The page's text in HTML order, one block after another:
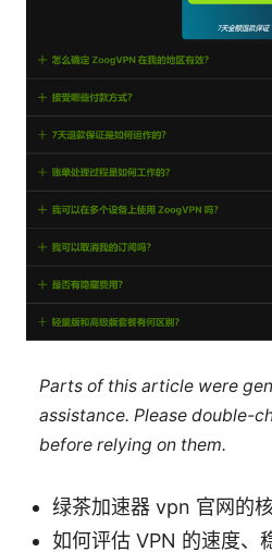
Parts of this article were
assistance. Please double-
before relying on them.
绿茶加速器 vpn 官网的
如何评估 VPN 的速度、